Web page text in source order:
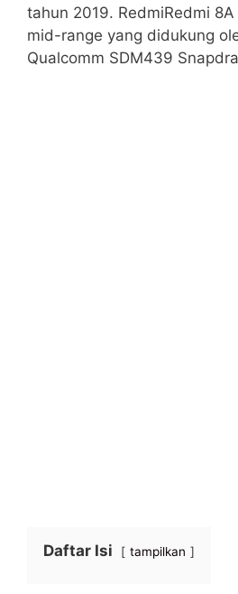
tahun 2019. RedmiRedmi
mid-range yang didukung
Qualcomm SDM439
Daftar Isi tampilkan